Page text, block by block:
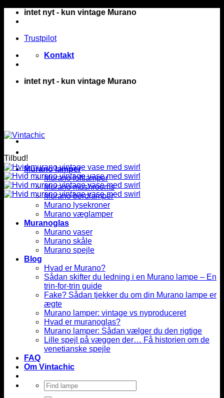
Fortsætintet nyt - kun vintage Murano
Trustpilot
Kontakt
intet nyt - kun vintage Murano
Murano lamper
Murano loftlamper
Murano mushrooms
Murano bordlamper
Murano lysekroner
Murano væglamper
Muranoglas
Murano vaser
Murano skåle
Murano spejle
Blog
Hvad er Murano?
Sådan skifter du ledning i en Murano lampe – En
trin-for-trin guide
Fake? Sådan tjekker du om din Murano lampe er
ægte
Murano lamper: vintage vs nyproduceret
Hvad er muranoglas?
Murano lamper: Sådan vælger du den rigtige
Lille spejl på væggen der… Få historien om de
venetianske spejle
FAQ
Om Vintachic
Søg
efter:
Tilbud!